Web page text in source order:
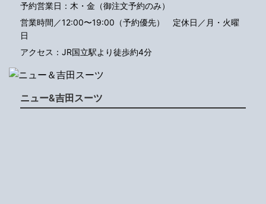
予約営業日：木・金（御注文予約のみ）
営業時間／12:00〜19:00（予約優先） 定休日／月・火曜
日
アクセス：JR国立駅より徒歩約4分
ニュー&吉田スーツ